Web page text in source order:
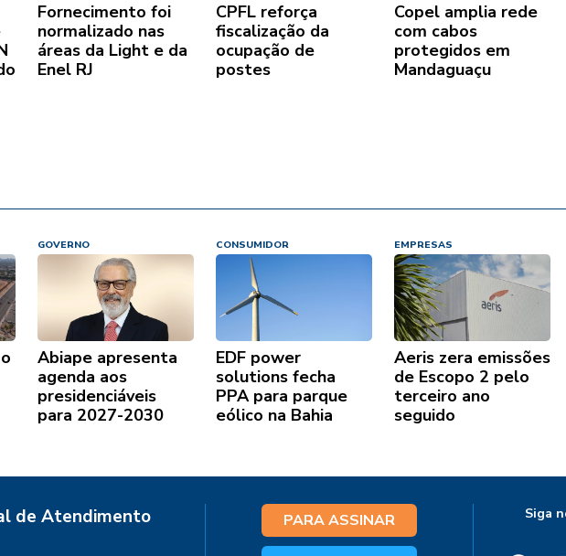
Fornecimento foi
normalizado nas
áreas da Light e da
Enel RJ
CPFL reforça
fiscalização da
ocupação de
postes
Copel amplia rede
com cabos
protegidos em
Mandaguaçu
GOVERNO
Abiape apresenta
agenda aos
presidenciáveis
para 2027-2030
CONSUMIDOR
EDF power
solutions fecha
PPA para parque
eólico na Bahia
EMPRESAS
Aeris zera emissões
de Escopo 2 pelo
terceiro ano
seguido
de Atendimento PARA ASSINAR Siga